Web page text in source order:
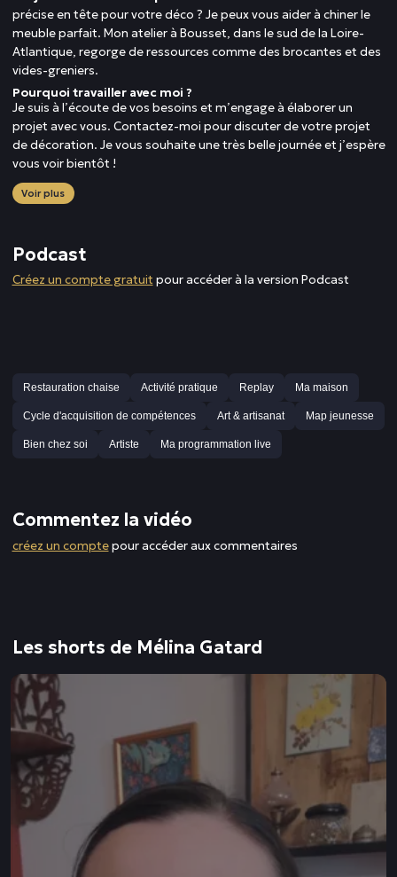
précise en tête pour votre déco ? Je peux vous aider à chiner le
meuble parfait. Mon atelier à Bousset, dans le sud de la Loire-
Atlantique, regorge de ressources comme des brocantes et des
vides-greniers.
Pourquoi travailler avec moi ?
Je suis à l’écoute de vos besoins et m’engage à élaborer un
projet avec vous. Contactez-moi pour discuter de votre projet
de décoration. Je vous souhaite une très belle journée et j’espère
vous voir bientôt !
Voir plus
Podcast
Créez un compte gratuit pour accéder à la version Podcast
Restauration chaise Activité pratique Replay Ma maison
Cycle d'acquisition de compétences Art & artisanat Map jeunesse
Bien chez soi Artiste Ma programmation live
Commentez la vidéo
créez un comptepour accéder aux commentaires
Les shorts de Mélina Gatard